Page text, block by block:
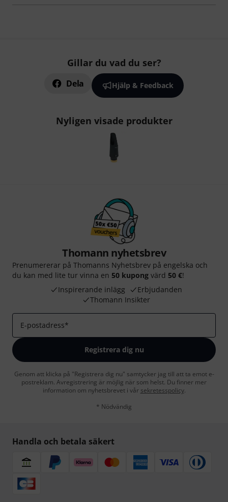
Gillar du vad du ser?
Dela Hjälp & Feedback
Nyligen visade produkter
Thomann nyhetsbrev
Prenumererar på Thomanns Nyhetsbrev på engelska och
du kan med lite tur vinna en 50 kupong värd 50 €!
Inspirerande inlägg
Erbjudanden
Thomann Insikter
E-postadress*
Registrera dig nu
Genom att klicka på "Registrera dig nu" samtycker jag till att ta emot e-
postreklam. Avregistrering är möjlig när som helst. Du finner mer
information om nyhetsbrevet i vår sekretesspolicy.
* Nödvändig
Handla och betala säkert